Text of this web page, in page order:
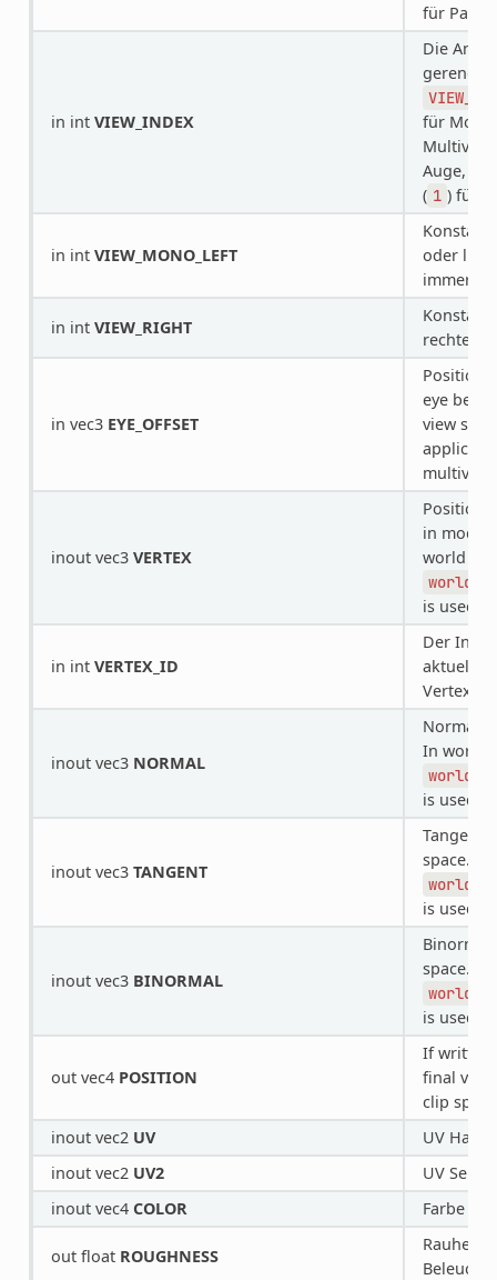
für
in int VIEW_INDEX
Die
für Mono
Auge,
( 1 ) für
in int VIEW_MONO_LEFT
oder
immer
in int VIEW_RIGHT
rechte
in vec3 EYE_OFFSET
Position
eye
view
inout vec3 VERTEX
Position
in model
world
is used.
in int VERTEX_ID
Der
aktuellen
Vertex-
inout vec3 NORMAL
Normal
In world
is used.
inout vec3 TANGENT
Tangent
space. In
is used.
inout vec3 BINORMAL
Binormal
space. In
is used.
out vec4 POSITION
If written
final
clip
inout vec2 UV
UV
inout vec2 UV2
UV
inout vec4 COLOR Farbe
out float ROUGHNESS
Rauheit